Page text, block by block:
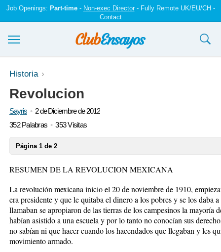
Job Openings: Part-time- Non-exec Director- Fully Remote UK/EU/CH -
Contact
Ensayos y trabajos
Registrarse
Iniciar sesión
Historia
Revolucion
Sayris
2 de Diciembre de 2012
352 Palabras
353 Visitas
Página 1 de 2
RESUMEN DE LA REVOLUCION MEXICANA
La revolución mexicana inicio el 20 de noviembre de 1910,
era presidente y que le quitaba el dinero a los pobres y se los daba
llamaban se apropiaron de las tierras de los campesinos la mayoría
habían asistido a una escuela y por lo tanto no conocían sus
no sabían ni que hacer cuando los hacendados que llegaban y les
movimiento armado.